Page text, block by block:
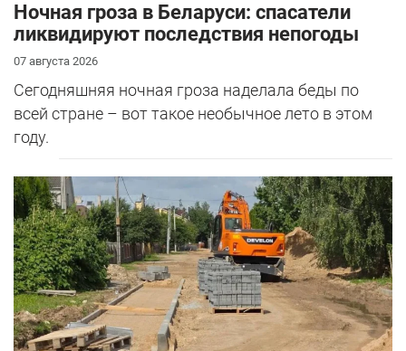
Ночная гроза в Беларуси: спасатели
ликвидируют последствия непогоды
07 августа 2026
Сегодняшняя ночная гроза наделала беды по
всей стране – вот такое необычное лето в этом
году.